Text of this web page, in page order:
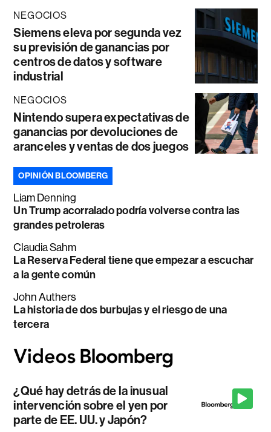
NEGOCIOS
Siemens eleva por segunda vez
su previsión de ganancias por
centros de datos y software
industrial
NEGOCIOS
Nintendo supera expectativas de
ganancias por devoluciones de
aranceles y ventas de dos juegos
OPINIÓN BLOOMBERG
Liam Denning
Un Trump acorralado podría volverse contra las
grandes petroleras
Claudia Sahm
La Reserva Federal tiene que empezar a escuchar
a la gente común
John Authers
La historia de dos burbujas y el riesgo de una
tercera
¿Qué hay detrás de la inusual
intervención sobre el yen por
parte de EE. UU. y Japón?